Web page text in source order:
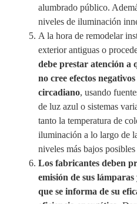
alumbrado público.
niveles de iluminación
A la hora de remodelar
exterior antiguas o
debe prestar atención a
no cree efectos
circadiano, usando
de luz azul o sistemas
tanto la temperatura de
iluminación a lo largo de
niveles más bajos
Los fabricantes deben
emisión de sus
que se informa de su